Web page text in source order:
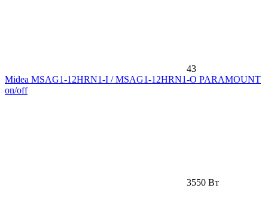
43
Midea MSAG1-12HRN1-I / MSAG1-12HRN1-O PARAMOUNT
on/off
3550 Вт